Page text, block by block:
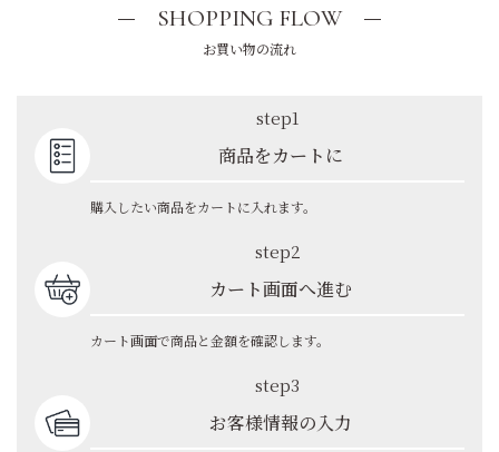
SHOPPING FLOW
お買い物の流れ
step1
商品をカートに
購入したい商品をカートに入れます。
step2
カート画面へ進む
カート画面で商品と金額を確認します。
step3
お客様情報の入力